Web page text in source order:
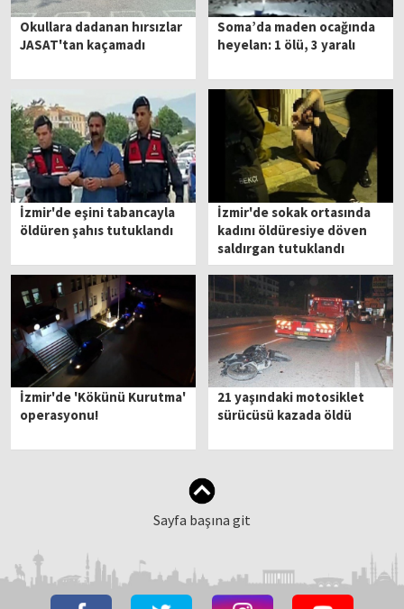
Okullara dadanan hırsızlar
JASAT'tan kaçamadı
Soma’da maden ocağında
heyelan: 1 ölü, 3 yaralı
İzmir'de eşini tabancayla
öldüren şahıs tutuklandı
İzmir'de sokak ortasında
kadını öldüresiye döven
saldırgan tutuklandı
İzmir'de 'Kökünü Kurutma'
operasyonu!
21 yaşındaki motosiklet
sürücüsü kazada öldü
Sayfa başına git